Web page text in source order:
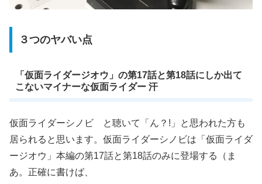
３つのヤバい点
「仮面ライダージオウ」の第17話と第18話にしか出て
こないマイナーな仮面ライダー 汗
仮面ライダーシノビ と聴いて「ん？!」と思われた方も
居られると思います。仮面ライダーシノビは「仮面ライダ
ージオウ」本編の第17話と第18話のみに登場する（ま
あ。正確に書けば、